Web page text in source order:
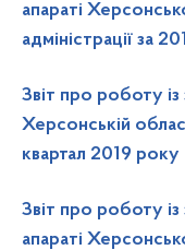
апараті
адміністрації за
Звіт про роботу
Херсонській
квартал 2019 року
Звіт про роботу
апараті